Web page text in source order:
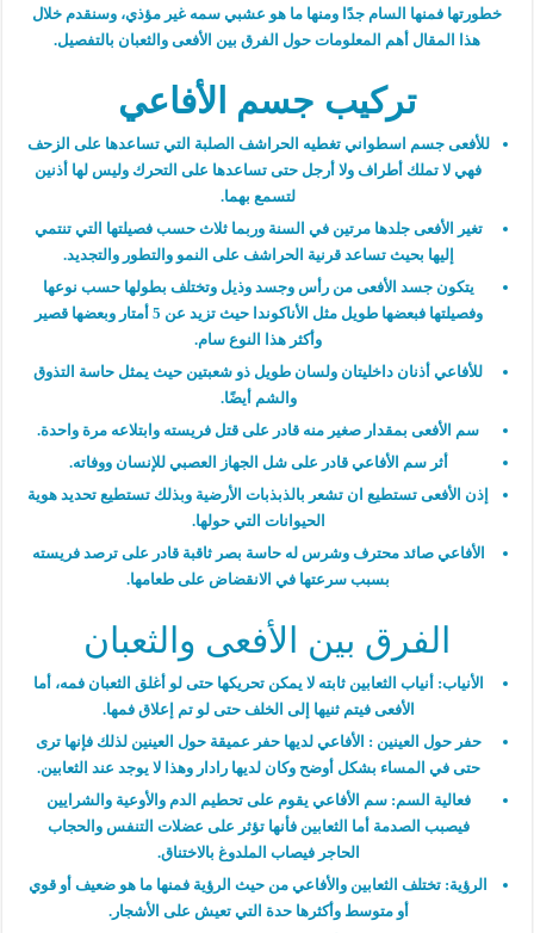
خطورتها فمنها السام جدًا ومنها ما هو عشبي سمه غير مؤذي، وسنقدم خلال
هذا المقال أهم المعلومات حول الفرق بين الأفعى والثعبان بالتفصيل.
تركيب جسم الأفاعي
للأفعى جسم اسطواني تغطيه الحراشف الصلبة التي تساعدها على الزحف
فهي لا تملك أطراف ولا أرجل حتى تساعدها على التحرك وليس لها أذنين
لتسمع بهما.
تغير الأفعى جلدها مرتين في السنة وربما ثلاث حسب فصيلتها التي تنتمي
إليها بحيث تساعد قرنية الحراشف على النمو والتطور والتجديد.
يتكون جسد الأفعى من رأس وجسد وذيل وتختلف بطولها حسب نوعها
وفصيلتها فبعضها طويل مثل الأناكوندا حيث تزيد عن 5 أمتار وبعضها قصير
وأكثر هذا النوع سام.
للأفاعي أذنان داخليتان ولسان طويل ذو شعبتين حيث يمثل حاسة التذوق
والشم أيضًا.
سم الأفعى بمقدار صغير منه قادر على قتل فريسته وابتلاعه مرة واحدة.
أثر سم الأفاعي قادر على شل الجهاز العصبي للإنسان ووفاته.
إذن الأفعى تستطيع ان تشعر بالذبذبات الأرضية وبذلك تستطيع تحديد هوية
الحيوانات التي حولها.
الأفاعي صائد محترف وشرس له حاسة بصر ثاقبة قادر على ترصد فريسته
بسبب سرعتها في الانقضاض على طعامها.
الفرق بين الأفعى والثعبان
الأنياب: أنياب الثعابين ثابته لا يمكن تحريكها حتى لو أغلق الثعبان فمه، أما
الأفعى فيتم ثنيها إلى الخلف حتى لو تم إعلاق فمها.
حفر حول العينين : الأفاعي لديها حفر عميقة حول العينين لذلك فإنها ترى
حتى في المساء بشكل أوضح وكان لديها رادار وهذا لا يوجد عند الثعابين.
فعالية السم:سم الأفاعي يقوم على تحطيم الدم والأوعية والشرايين
فيصبب الصدمة أما الثعابين فأنها تؤثر على عضلات التنفس والحجاب
الحاجر فيصاب الملدوغ بالاختناق.
الرؤية: تختلف الثعابين والأفاعي من حيث الرؤية فمنها ما هو ضعيف أو قوي
أو متوسط وأكثرها حدة التي تعيش على الأشجار.